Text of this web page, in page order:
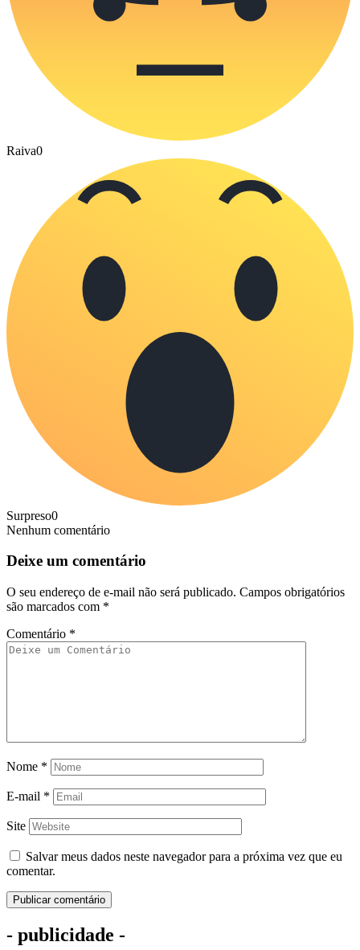
Raiva0
Surpreso0
Nenhum comentário
Deixe um comentário
O seu endereço de e-mail não será publicado. Campos obrigatórios
são marcados com *
Comentário *
Nome *
E-mail *
Site
Salvar meus dados neste navegador para a próxima vez que eu
comentar.
- publicidade -